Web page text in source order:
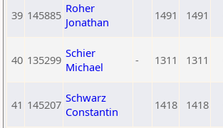
39 145885 Roher
Jonathan
1491 1491
40 135299 Schier
Michael
- 1311 1311
41 145207 Schwarz
Constantin
1418 1418